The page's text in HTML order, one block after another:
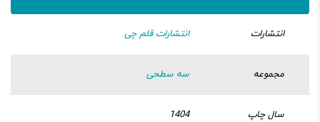
انتشارات انتشارات قلم چی
مجموعه سه سطحی
سال چاپ 1404